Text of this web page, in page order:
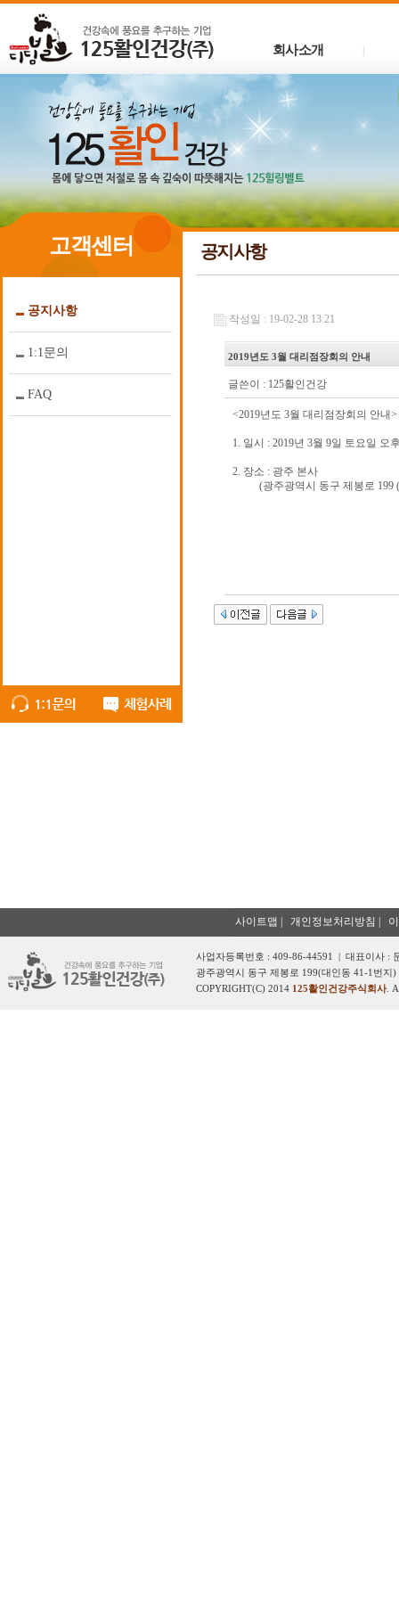
회사소개
고객센터
공지사항
1:1문의
FAQ
공지사항
작성일 : 19-02-28 13:21
2019년도 3월 대리점장회의 안내
글쓴이 : 125활인건강
<2019년도 3월 대리점장회의 안내>
1. 일시 : 2019년 3월 9일 토요일 오
2. 장소 : 광주 본사
(광주광역시 동구 제봉로 199 (
사이트맵 개인정보처리방침
사업자등록번호 : 409-86-44591 | 대표이사 :
광주광역시 동구 제봉로 199(대인동 41-1번지
COPYRIGHT(C) 2014 125활인건강주식회사.